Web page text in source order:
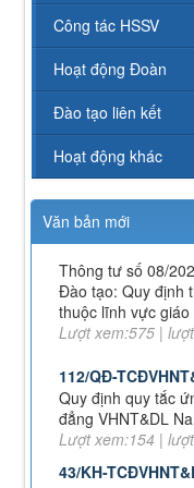
Công tác HSSV
Hoạt động Đoàn
Đào tạo liên kết
Hoạt động khác
Văn bản mới
học phí, hỗ trợ chi
lĩnh vực giáo dục,
Lượt xem:349 | lượt
71-NQ/TW
Nghị quyết số 71-
phát triển giáo dục
Lượt xem:515 | lượt
08/2025/TT-
Thông tư số 08/
Đào tạo: Quy định
thuộc lĩnh vực
Lượt xem:575 |
112/QĐ-
đẳng VHNT&DL
Lượt xem:154 |
43/KH-
Kế hoạch chuyển
Lượt xem:246 | lượt